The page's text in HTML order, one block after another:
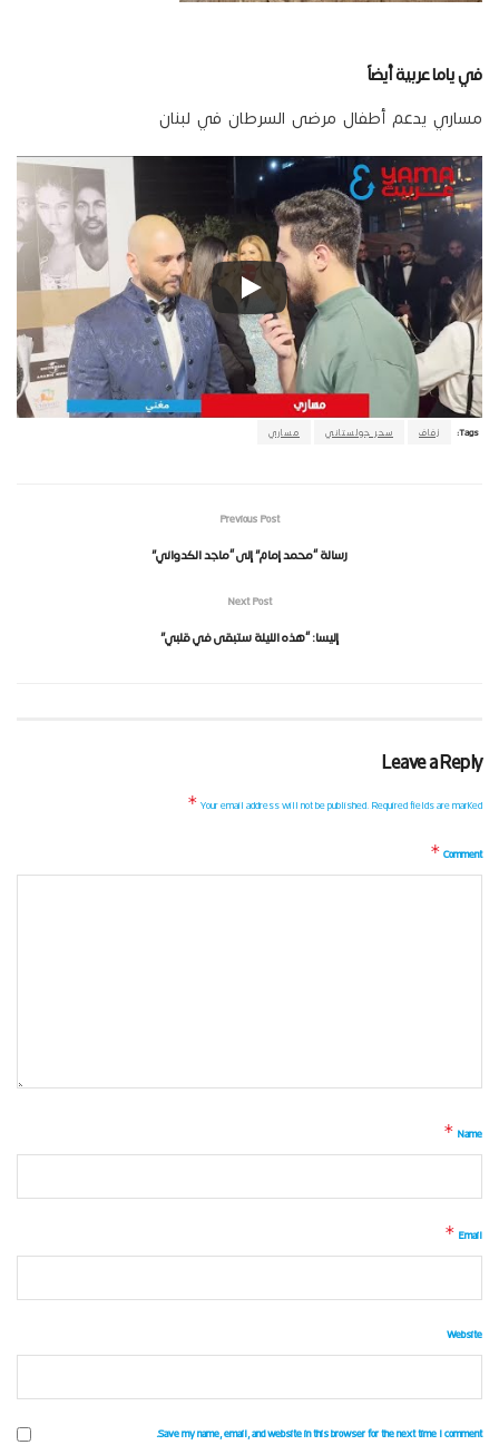
في ياما عربية أيضاً
مساري يدعم أطفال مرضى السرطان في لبنان
Tags: زفاف سحر جولستاني مساري
Previous Post
رسالة “محمد إمام” إلى “ماجد الكدواني”
Next Post
إليسا: “هذه الليلة ستبقى في قلبي”
Leave a Reply
Your email address will not be published.Required fields are marked
*
Comment
*
Name
*
Email
*
Website
Save my name, email, and website in this browser for the next time I comment.